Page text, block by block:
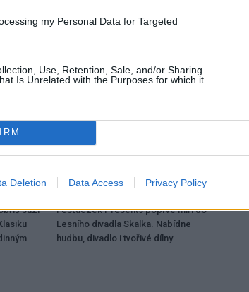
my Personal Data for Targeted
Use, Retention, Sale, and/or Sharing
Is Unrelated with the Purposes for which it
Deletion Data Access Privacy Policy
sází
Fesťáczek Presents poprvé míří do
Lesního divadla Skalka. Nabídne
hudbu, divadlo i tvořivé dílny